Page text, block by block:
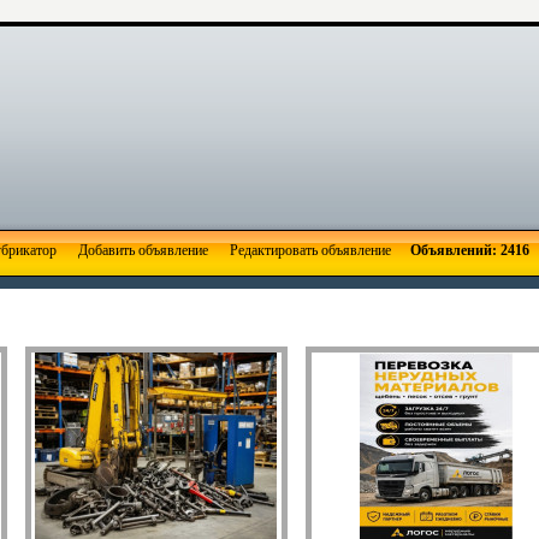
Добавить объявление Редактировать объявление Объявлений: 2416